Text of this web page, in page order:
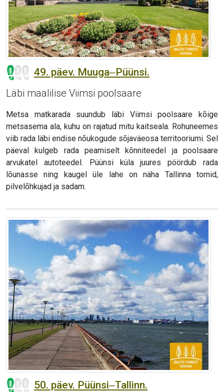
49. päev. Muuga‒Püünsi.
Läbi maalilise Viimsi poolsaare
Metsa matkarada suundub läbi Viimsi poolsaare kõige
metsasema ala, kuhu on rajatud mitu kaitseala. Rohuneemes
viib rada läbi endise nõukogude sõjaväeosa territooriumi. Sel
päeval kulgeb rada peamiselt kõnniteedel ja poolsaare
arvukatel autoteedel. Püünsi küla juures pöördub rada
lõunasse ning kaugel üle lahe on näha Tallinna tornid,
pilvelõhkujad ja sadam.
50. päev. Püünsi‒Tallinn.